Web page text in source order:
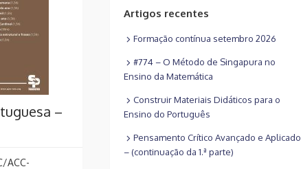
–
ACC-
Artigos recentes
Formação contínua setembro 2026
#774 – O Método de Singapura no
Ensino da Matemática
Construir Materiais Didáticos para o
Ensino do Português
Pensamento Crítico Avançado e Aplicado
– (continuação da 1.ª parte)